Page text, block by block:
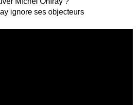
ignore ses objecteurs